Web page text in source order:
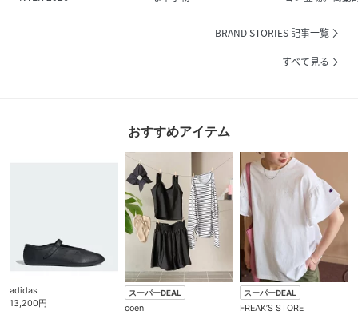
ピース。
BRAND STORIES 記事一覧
すべて見る
おすすめアイテム
adidas
13,200円
スーパーDEAL
coen
スーパーDEAL
FREAK’S STORE